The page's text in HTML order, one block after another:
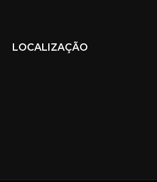
LOCALIZAÇÃO